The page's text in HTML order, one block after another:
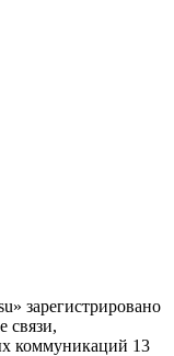
зарегистрировано
связи,
коммуникаций 13